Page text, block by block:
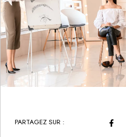
PARTAGEZ SUR :